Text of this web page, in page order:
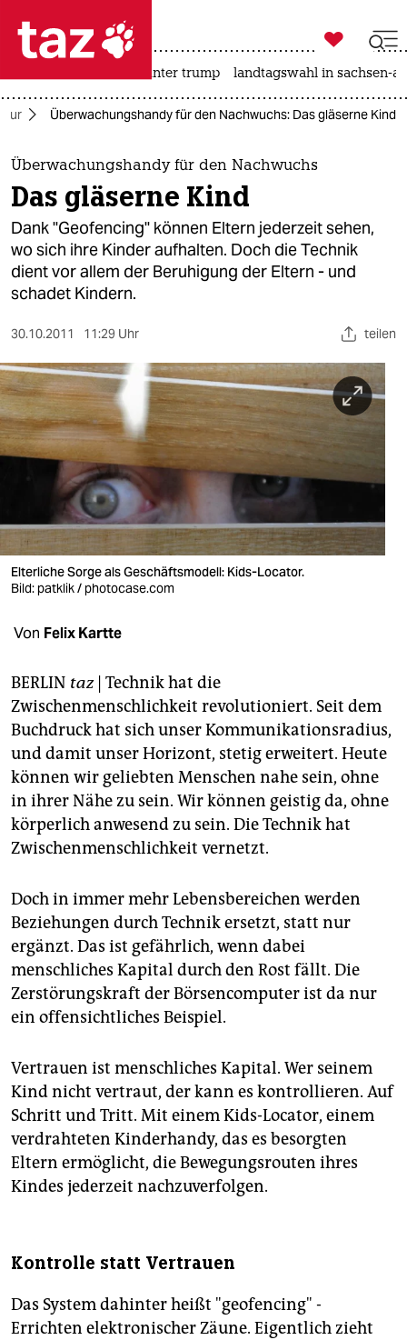
 taz zahl ich
taz zahl ich
themen
politik
öko
gesellschaft
kultur
sport
berlin
nord
wahrheit
verlag
verlag
shop
fragen & hilfe
unterstützen
abo
genossenschaft
epaper login

taz zahl ich
usa unter trump landtagswahl in sachsen-
Überwachungshandy für den Nachwuchs: Das gläserne Kind
Überwachungshandy für den Nachwuchs
Das gläserne Kind
Dank "Geofencing" können Eltern jederzeit sehen,
wo sich ihre Kinder aufhalten. Doch die Technik
dient vor allem der Beruhigung der Eltern - und
schadet Kindern.
30.10.2011 11:29 Uhr teilen
Elterliche Sorge als Geschäftsmodell: Kids-Locator.
Bild: patklik / photocase.com
Von Felix Kartte
BERLIN taz| Technik hat die
Zwischenmenschlichkeit revolutioniert. Seit dem
Buchdruck hat sich unser Kommunikationsradius,
und damit unser Horizont, stetig erweitert. Heute
können wir geliebten Menschen nahe sein, ohne
in ihrer Nähe zu sein. Wir können geistig da, ohne
körperlich anwesend zu sein. Die Technik hat
Zwischenmenschlichkeit vernetzt.
Doch in immer mehr Lebensbereichen werden
Beziehungen durch Technik ersetzt, statt nur
ergänzt. Das ist gefährlich, wenn dabei
menschliches Kapital durch den Rost fällt. Die
Zerstörungskraft der Börsencomputer ist da nur
ein offensichtliches Beispiel.
Vertrauen ist menschliches Kapital. Wer seinem
Kind nicht vertraut, der kann es kontrollieren. Auf
Schritt und Tritt. Mit einem Kids-Locator, einem
verdrahteten Kinderhandy, das es besorgten
Eltern ermöglicht, die Bewegungsrouten ihres
Kindes jederzeit nachzuverfolgen.
Kontrolle statt Vertrauen
Das System dahinter heißt "geofencing" -
Errichten elektronischer Zäune. Eigentlich zieht